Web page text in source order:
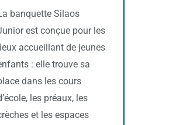
banquette Silaos
est conçue pour les
accueillant de jeunes
: elle trouve sa
dans les cours
les préaux, les
et les espaces